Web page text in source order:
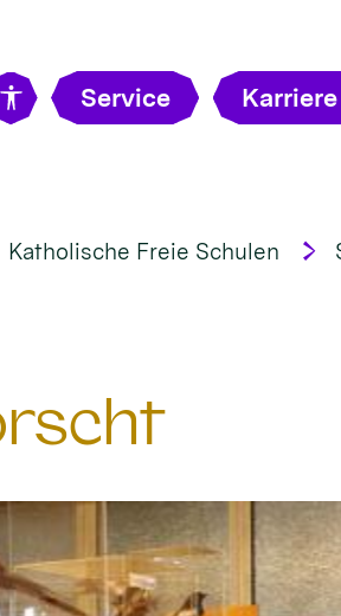
Service Karriere
Katholische Freie Schulen